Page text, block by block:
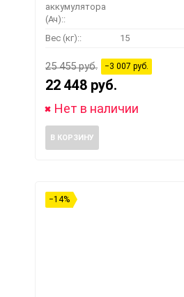
аккумулятора
(Ач)::
Вес (кг):: 15
25 455 руб. −3 007 руб.
22 448 руб.
Нет в наличии
В КОРЗИНУ
−14%